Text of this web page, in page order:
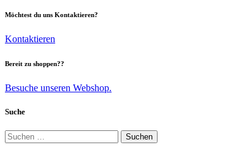
Möchtest du uns Kontaktieren?
Kontaktieren
Bereit zu shoppen??
Besuche unseren Webshop.
Suche
Suchen
nach: